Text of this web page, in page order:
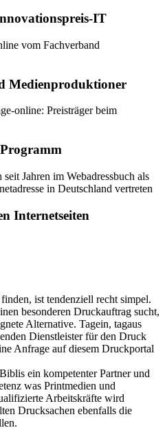
IT
Medienproduktioner
Internetseiten
ist tendenziell recht simpel.
besonderen Druckauftrag sucht,
Alternative. Tagein, tagaus
Dienstleister für den Druck
Anfrage auf diesem Druckportal
ein kompetenter Partner und
was Printmedien und
Arbeitskräfte wird
Drucksachen ebenfalls die